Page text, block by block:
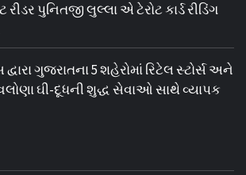
પુનિતજી લુલ્લા એ ટેરોટ કાર્ડ રીડિંગ
ગુજરાતના 5 શહેરોમાં રિટેલ સ્ટોર્સ અને
ઘી-દૂધની શુદ્ધ સેવાઓ સાથે વ્યાપક